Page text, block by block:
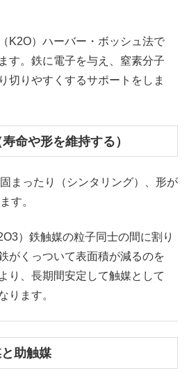
K2O）ハーバー・ボッシュ法で
す。鉄に電子を与え、窒素分子
切りやすくするサポートをしま
命や形を維持する）
まったり（シンタリング）、形が
す。
）鉄触媒の粒子同士の間に割り
がくっついて表面積が減るのを
り、長期間安定して触媒として
ります。
助触媒